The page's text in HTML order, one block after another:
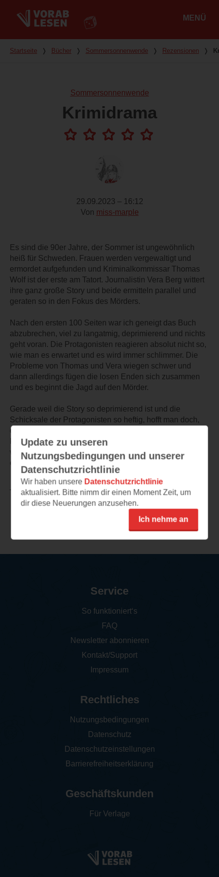
MENÜ
Du bist hier
Startseite ❭ Bücher ❭ Sommersonnenwende ❭ Rezensionen ❭
Sommersonnenwende
Krimidrama
29.09.2023 – 16:12
Von miss-marple
Es sind die 90er Jahre, der Sommer ist ungewöhnlich
heiß für Schweden. Frauen werden vergewaltigt und
ermordet aufgefunden und Kriminalkommissar Thomas
Wolf ist der erste am Tatort. Journalistin Vera Berg wittert
ihre ganz große Story und beide ermitteln parallel und
geraten so in den Fokus des Mörders.
Nach den ersten 100 Seiten war ich geneigt das Buch
abzubrechen, viel zu langatmig, deprimierend und nichts
geht voran. Die Protagonisten reagieren absolut nicht so,
wie man es erwartet und es wird immer schlimmer. Die
Probleme von Thomas und Vera wiegen schwer und
dann allerdings fügen die losen Enden sich zusammen
und es beginnt die Jagd auf den Mörder.
Gerade weil die Story so deprimierend ist und die
Schicksale der Protagonisten so heftig, hofft man doch,
dass am Ende alles gut wird oder zumindest besser. Ich
konnte dann das Buch kaum aus der Hand legen und
werde den zweiten Teil dann lesen, der leider erst in
einem Jahr erscheint.
TEILEN
Update zu unseren
Nutzungsbedingungen und unserer
Datenschutzrichtlinie
Wir haben unsere Datenschutzrichtlinie
aktualisiert. Bitte nimm dir einen Moment Zeit, um
dir diese Neuerungen anzusehen.
Ich nehme an
Service
So funktioniert‘s
FAQ
Newsletter abonnieren
Kontakt/Support
Impressum
Rechtliches
Nutzungsbedingungen
Datenschutz
Datenschutzeinstellungen
Barrierefreiheitserklärung
Geschäftskunden
Für Verlage